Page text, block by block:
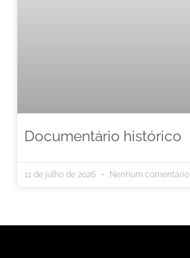
Documentário histórico
11 de julho de 2026 Nenhum comentário